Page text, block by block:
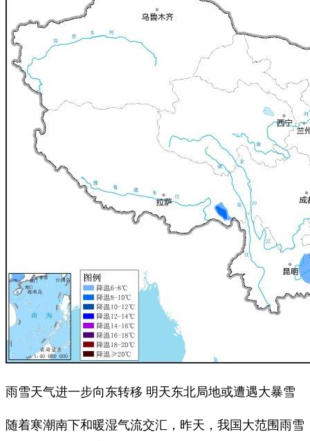
雨雪天气进一步向东转移 明天东北局地或遭遇大暴雪
随着寒潮南下和暖湿气流交汇，昨天，我国大范围雨雪